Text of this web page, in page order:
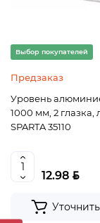
Выбор покупателей
Предзаказ
Уровень
1000 мм, 2 глазка,
SPARTA 35110
12.98 BYN